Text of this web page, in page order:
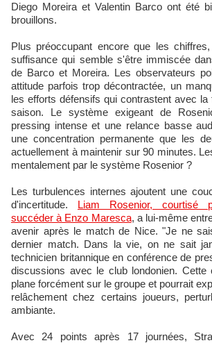
Diego Moreira et Valentin Barco ont été
brouillons.
Plus préoccupant encore que les
suffisance qui semble s'être immiscée
de Barco et Moreira. Les observateurs
attitude parfois trop décontractée, un
les efforts défensifs qui contrastent avec la
saison. Le système exigeant de
pressing intense et une relance basse
une concentration permanente que les
actuellement à maintenir sur 90 minutes.
mentalement par le système Rosenior ?
Les turbulences internes ajoutent une
d'incertitude. Liam Rosenior, courtisé
succéder à Enzo Maresca, a lui-même
avenir après le match de Nice. "Je ne
dernier match. Dans la vie, on ne sait
technicien britannique en conférence de
discussions avec le club londonien. Cette
plane forcément sur le groupe et pourrait
relâchement chez certains joueurs,
ambiante.
Avec 24 points après 17 journées,